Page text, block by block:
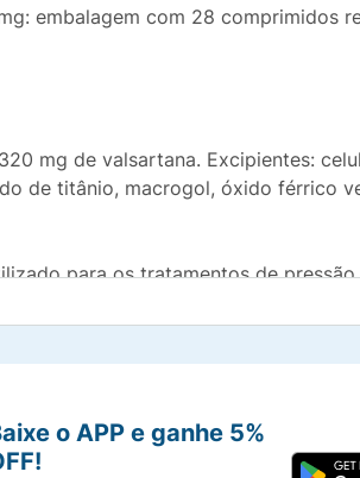
embalagem com 28 comprimidos
mg de valsartana. Excipientes:
de titânio, macrogol, óxido férrico
para os tratamentos de pressão
é usado para tratar a pressão
por muito tempo, pode danificar
cardíaca ou insuficiência
está associada à falta de ar e
do coração não consegue bombear
que sofreram um ataque cardíaco
o APP e ganhe 5%